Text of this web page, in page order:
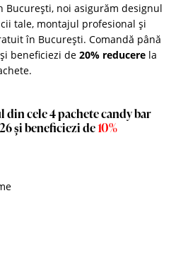
Bucureşti, noi asigurăm designul
tale, montajul profesional şi
în Bucureşti. Comandă până
şi beneficiezi de 20% reducere la
din cele 4 pachete candy bar
și beneficiezi de10%